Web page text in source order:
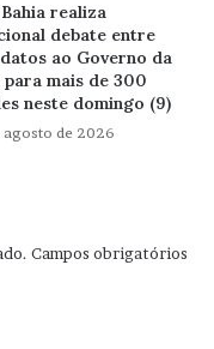
realiza
debate entre
ao Governo da
para mais de 300
neste domingo (9)
agosto de 2026
Campos obrigatórios